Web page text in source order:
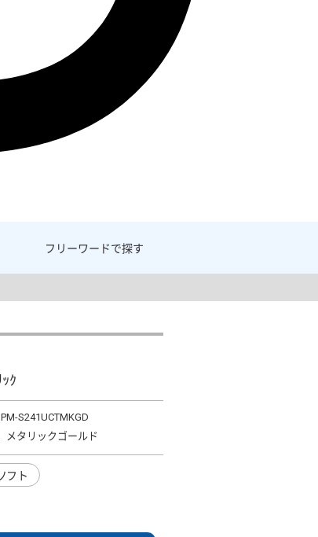
フリーワードで探す
ｸ
S241UCTMKGD
メタリックゴールド
フト